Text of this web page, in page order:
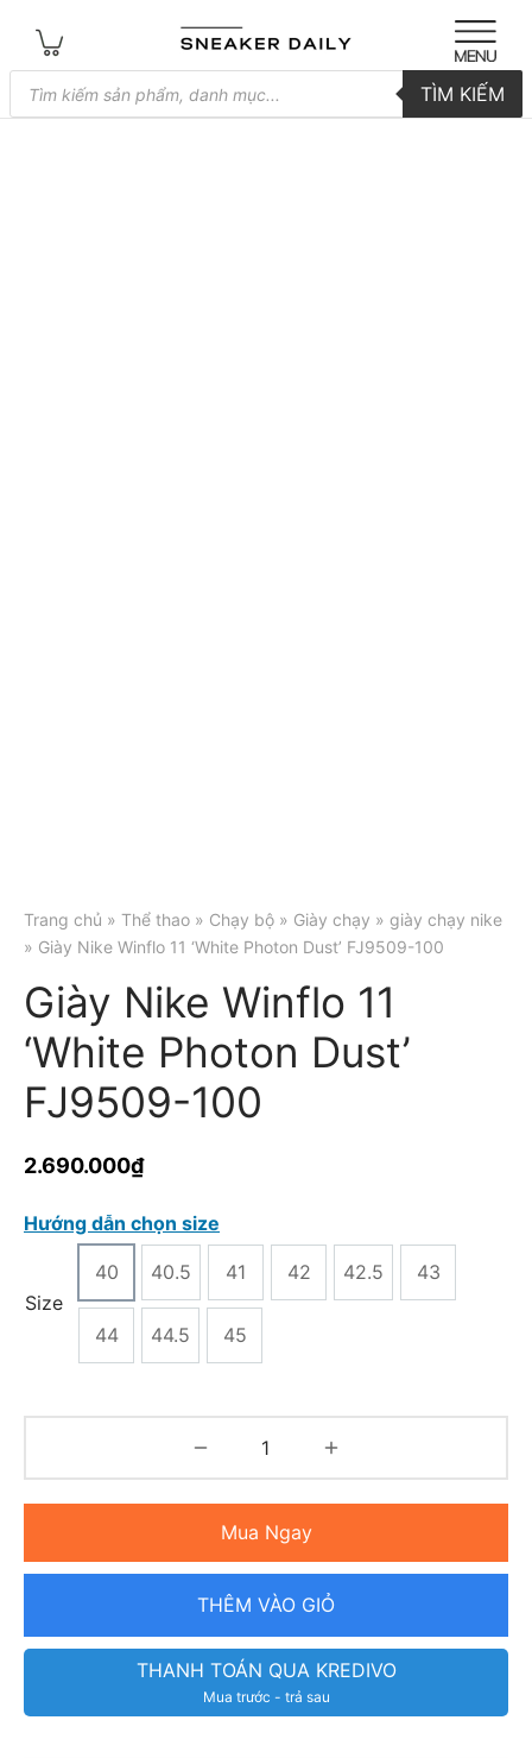
Tìm
kiếm
sản
TÌM KIẾM
Trang chủ » Thể thao » Chạy bộ » Giày chạy » giày chạy nike
» Giày Nike Winflo 11 ‘White Photon Dust’ FJ9509-100
Giày Nike Winflo 11
‘White Photon Dust’
FJ9509-100
2.690.000₫
Hướng dẫn chọn size
Size
40 40.5 41 42 42.5 43
44 44.5 45
Mua Ngay
THÊM VÀO GIỎ
THANH TOÁN QUA KREDIVO
Mua trước - trả sau